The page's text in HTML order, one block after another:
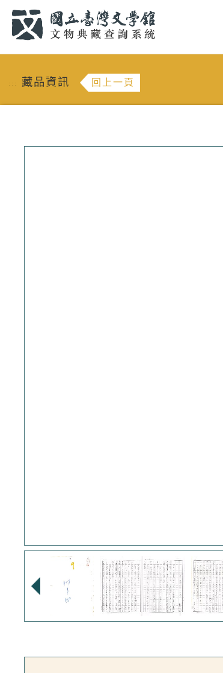
::: 藏品資訊 回上一頁